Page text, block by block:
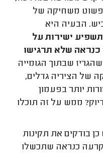
פשוט משחיקה של
הבעיה היא
ישירות על
כנראה שלא תרגישו
שבתוך הגומייה
של הציריה גדלים,
יותר בפעמון
ממש על זה תוכלו
בודקים את תקינות
נקרעה כנראה שתכשלו